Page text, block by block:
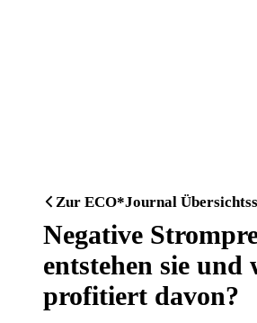
Zur ECO*Journal
Negative
entstehen sie und
profitiert davon?